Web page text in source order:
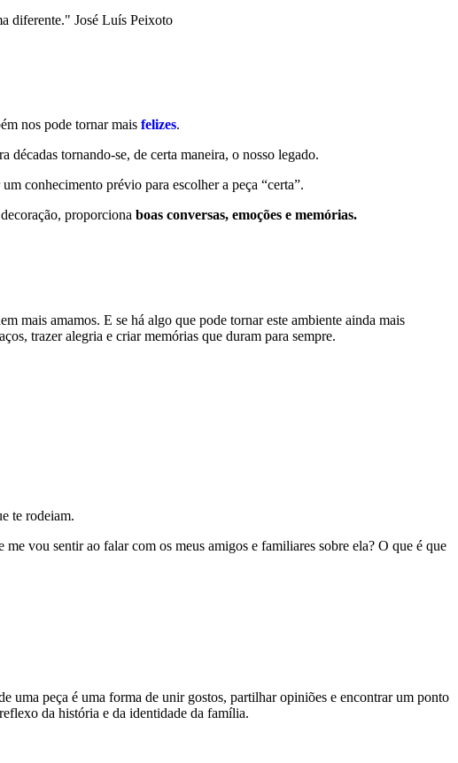
diferente." José Luís Peixoto
nos pode tornar mais felizes.
tornando-se, de certa maneira, o nosso legado.
conhecimento prévio para escolher a peça “certa”.
proporciona boas conversas, emoções e memórias.
mais amamos. E se há algo que pode tornar este ambiente ainda mais
trazer alegria e criar memórias que duram para sempre.
te rodeiam.
vou sentir ao falar com os meus amigos e familiares sobre ela? O que é que
uma peça é uma forma de unir gostos, partilhar opiniões e encontrar um ponto
da história e da identidade da família.